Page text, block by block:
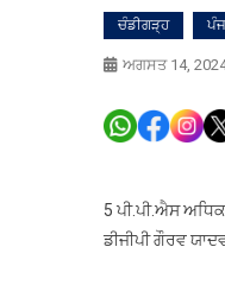
ਚੰਡੀਗੜ੍ਹ
ਅਗਸਤ 14,
5 ਪੀ.ਪੀ.ਐਸ
ਡੀਜੀਪੀ ਗੌਰਵ